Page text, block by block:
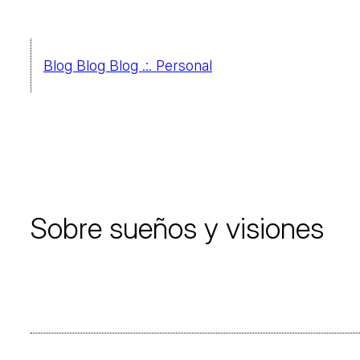
contenidoBlog Blog Blog .:. Personal
Sobre sueños y visiones